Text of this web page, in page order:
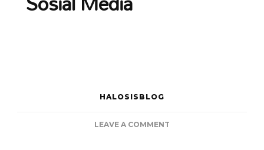
HALOSISBLOG
LEAVE A COMMENT